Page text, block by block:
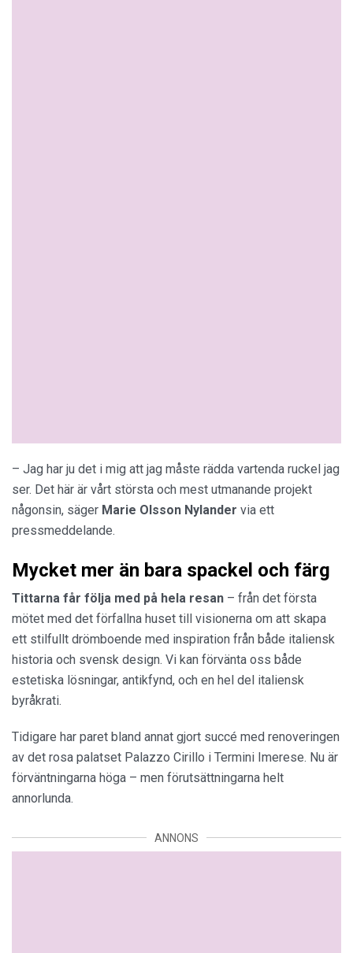
– Jag har ju det i mig att jag måste rädda vartenda ruckel jag
ser. Det här är vårt största och mest utmanande projekt
någonsin, säger Marie Olsson Nylander via ett
pressmeddelande.
Mycket mer än bara spackel och färg
Tittarna får följa med på hela resan – från det första
mötet med det förfallna huset till visionerna om att skapa
ett stilfullt drömboende med inspiration från både italiensk
historia och svensk design. Vi kan förvänta oss både
estetiska lösningar, antikfynd, och en hel del italiensk
byråkrati.
Tidigare har paret bland annat gjort succé med renoveringen
av det rosa palatset Palazzo Cirillo i Termini Imerese. Nu är
förväntningarna höga – men förutsättningarna helt
annorlunda.
ANNONS